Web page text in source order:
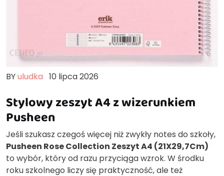
BYuludka 10 lipca 2026
Stylowy zeszyt A4 z wizerunkiem
Pusheen
Jeśli szukasz czegoś więcej niż zwykły notes do szkoły,
Pusheen Rose Collection Zeszyt A4 (21X29,7Cm)
to wybór, który od razu przyciąga wzrok. W środku
roku szkolnego liczy się praktyczność, ale też